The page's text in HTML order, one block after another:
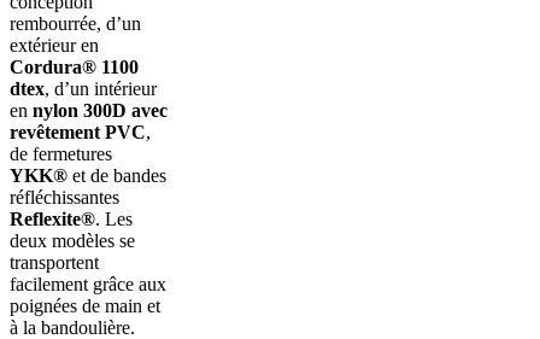
rembourrée, d’un
extérieur en
Cordura® 1100
dtex, d’un intérieur
en nylon 300D avec
revêtement PVC,
de fermetures
YKK® et de bandes
réfléchissantes
Reflexite®. Les
deux modèles se
transportent
facilement grâce aux
poignées de main et
à la bandoulière.